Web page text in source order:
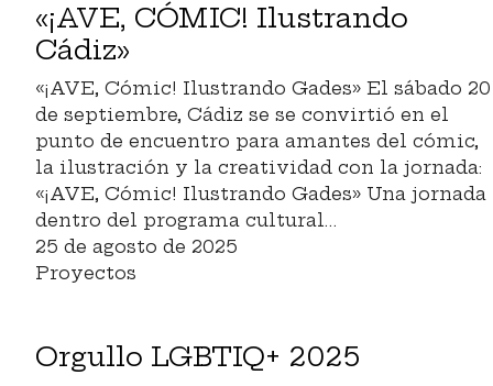
«¡AVE, CÓMIC! Ilustrando
Cádiz»
«¡AVE, Cómic! Ilustrando Gades» El sábado 20
de septiembre, Cádiz se se convirtió en el
punto de encuentro para amantes del cómic,
la ilustración y la creatividad con la jornada:
«¡AVE, Cómic! Ilustrando Gades» Una jornada
dentro del programa cultural…
25 de agosto de 2025
Proyectos
Orgullo LGBTIQ+ 2025